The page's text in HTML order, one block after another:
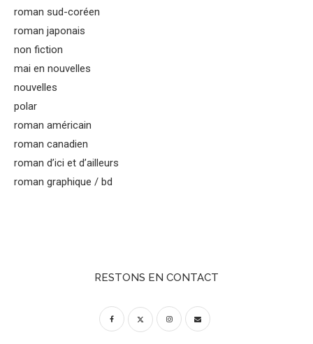
roman sud-coréen
roman japonais
non fiction
mai en nouvelles
nouvelles
polar
roman américain
roman canadien
roman d’ici et d’ailleurs
roman graphique / bd
RESTONS EN CONTACT